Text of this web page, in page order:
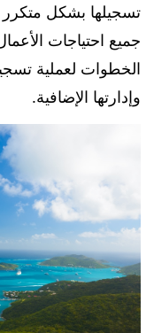
تسجيلها بشكل متكرر
جميع احتياجات
الخطوات لعملية
وإدارتها الإضافية.